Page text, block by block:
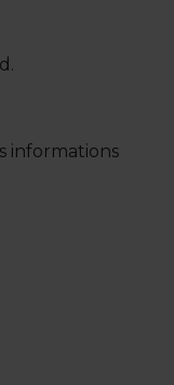
informations